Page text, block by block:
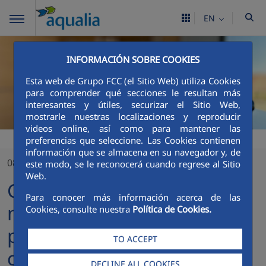
INFORMACIÓN SOBRE COOKIES
Esta web de Grupo FCC (el Sitio Web) utiliza Cookies
para comprender qué secciones le resultan más
interesantes y útiles, securizar el Sitio Web,
mostrarle nuestras localizaciones y reproducir
videos online, así como para mantener las
preferencias que seleccione. Las Cookies contienen
información que se almacena en su navegador y, de
este modo, se le reconocerá cuando regrese al Sitio
Web.
Para conocer más información acerca de las
Cookies, consulte nuestra Política de Cookies.
TO ACCEPT
EN
08/11/2023
Generación sostenible: un
niño de Medina del Campo,
premiado por su
conocimiento sobre el agua